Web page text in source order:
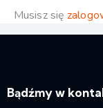
Musisz się
Bądźmy w